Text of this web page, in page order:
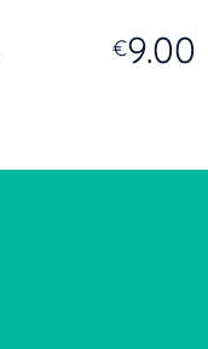
€9.00